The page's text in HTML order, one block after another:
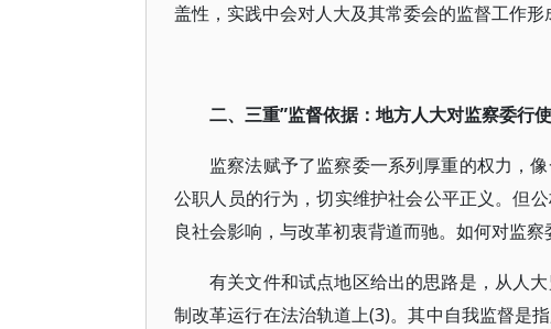
盖性，实践中会对人大及其常委会的监督工作形
二、三重”监督依据：地方人大对监察委行
监察法赋予了监察委一系列厚重的权力，
公职人员的行为，切实维护社会公平正义。但
良社会影响，与改革初衷背道而驰。如何对监
有关文件和试点地区给出的思路是，从人
制改革运行在法治轨道上(3)。其中自我监督是